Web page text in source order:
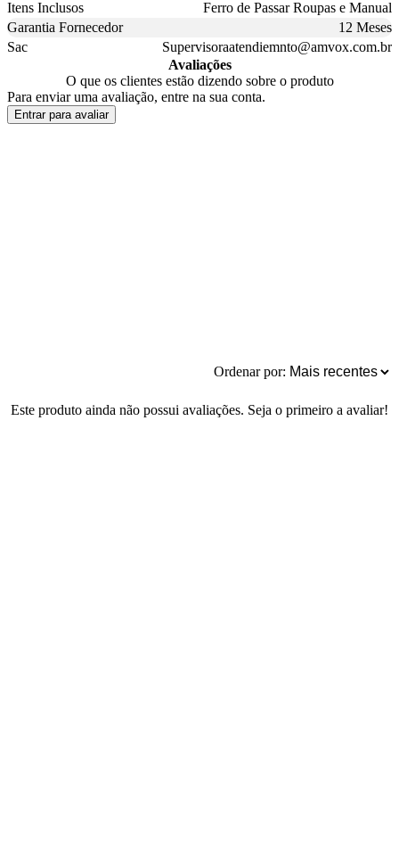
Itens Inclusos
Ferro de Passar Roupas e Manual
Garantia Fornecedor
12 Meses
Sac
Supervisoraatendiemnto@amvox.com.br
Avaliações
O que os clientes estão dizendo sobre o produto
Para enviar uma avaliação, entre na sua conta.
Entrar para avaliar
Ordenar por:
Este produto ainda não possui avaliações. Seja o primeiro a avaliar!